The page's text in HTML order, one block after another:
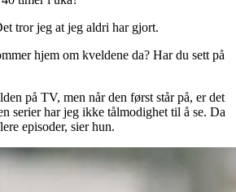
tror jeg at jeg aldri har gjort.
hjem om kveldene da? Har du sett på
på TV, men når den først står på, er det
serier har jeg ikke tålmodighet til å se. Da
episoder, sier hun.